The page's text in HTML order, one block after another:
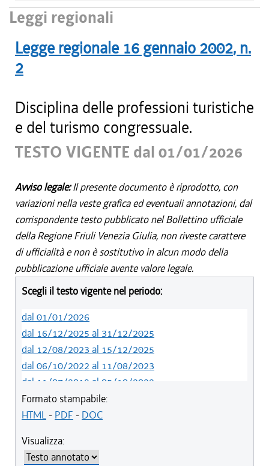
Leggi regionali
Legge regionale 16 gennaio 2002, n.
2
Disciplina delle professioni turistiche
e del turismo congressuale.
TESTO VIGENTE dal 01/01/2026
Avviso legale:Il presente documento è riprodotto, con
variazioni nella veste grafica ed eventuali annotazioni, dal
corrispondente testo pubblicato nel Bollettino ufficiale
della Regione Friuli Venezia Giulia, non riveste carattere
di ufficialità e non è sostitutivo in alcun modo della
pubblicazione ufficiale avente valore legale.
Scegli il testo vigente nel periodo:
dal 01/01/2026
dal 16/12/2025 al 31/12/2025
dal 12/08/2023 al 15/12/2025
dal 06/10/2022 al 11/08/2023
dal 11/07/2019 al 05/10/2022
dal 01/05/2019 al 10/07/2019
dal 12/04/2018 al 30/04/2019
dal 01/01/2018 al 28/03/2018
dal 09/11/2017 al 31/12/2017
Formato stampabile:
HTML- PDF - DOC
Visualizza: